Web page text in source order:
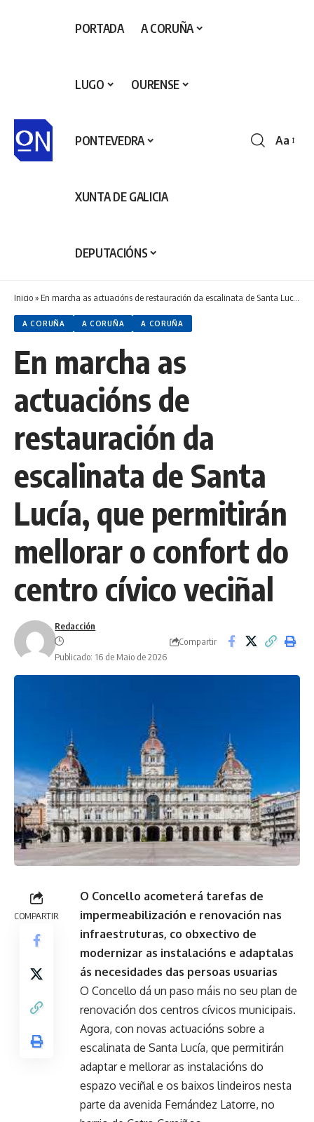
PORTADA A CORUÑA
LUGO OURENSE
PONTEVEDRA
XUNTA DE GALICIA
DEPUTACIÓNS
Aa
Inicio» En marcha as actuacións de restauración da escalinata de Santa Lucía, que permitirán mellorar o confort do centro cívico veciñal
A CORUÑA A CORUÑA A CORUÑA
En marcha as
actuacións de
restauración da
escalinata de Santa
Lucía, que permitirán
mellorar o confort do
centro cívico veciñal
Redacción
Publicado: 16 de Maio de 2026
Compartir
COMPARTIR
O Concello acometerá tarefas de
impermeabilización e renovación nas
infraestruturas, co obxectivo de
modernizar as instalacións e adaptalas
ás necesidades das persoas usuarias
O Concello dá un paso máis no seu plan de
renovación dos centros cívicos municipais.
Agora, con novas actuacións sobre a
escalinata de Santa Lucía, que permitirán
adaptar e mellorar as instalacións do
espazo veciñal e os baixos lindeiros nesta
parte da avenida Fernández Latorre, no